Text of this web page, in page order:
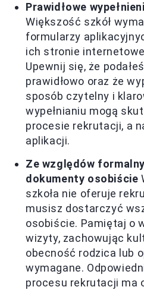
Prawidłowe
Większość szkół
formularzy
ich stronie
Upewnij się, że
prawidłowo oraz że
sposób czytelny i
wypełnianiu mogą
procesie rekrutacji, a
aplikacji.
Ze względów
dokumenty osobiście
szkoła nie oferuje
musisz dostarczyć
osobiście. Pamiętaj o
wizyty, zachowując
obecność rodzica lub
wymagane.
procesu rekrutacji ma